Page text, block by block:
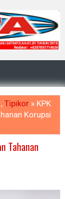
, Tipikor » KPK
Korupsi
Tahanan